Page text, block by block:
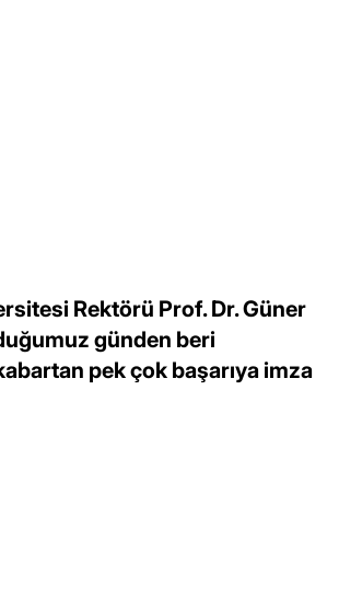
Rektörü Prof. Dr. Güner
günden beri
pek çok başarıya imza